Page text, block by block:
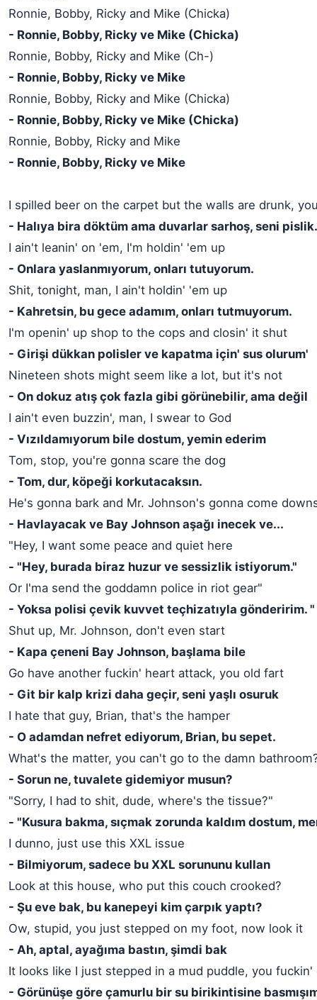
Ronnie, Bobby, Ricky and Mike (Chicka)
- Ronnie, Bobby, Ricky ve Mike (Chicka)
Ronnie, Bobby, Ricky and Mike (Ch-)
- Ronnie, Bobby, Ricky ve Mike
Ronnie, Bobby, Ricky and Mike (Chicka)
- Ronnie, Bobby, Ricky ve Mike (Chicka)
Ronnie, Bobby, Ricky and Mike
- Ronnie, Bobby, Ricky ve Mike
I spilled beer on the carpet but the walls are drunk,
- Halıya bira döktüm ama duvarlar sarhoş, seni pislik.
I ain't leanin' on 'em, I'm holdin' 'em up
- Onlara yaslanmıyorum, onları tutuyorum.
Shit, tonight, man, I ain't holdin' 'em up
- Kahretsin, bu gece adamım, onları tutmuyorum.
I'm openin' up shop to the cops and closin' it shut
- Girişi dükkan polisler ve kapatma için' sus olurum'
Nineteen shots might seem like a lot, but it's not
- On dokuz atış çok fazla gibi görünebilir, ama değil
I ain't even buzzin', man, I swear to God
- Vızıldamıyorum bile dostum, yemin ederim
Tom, stop, you're gonna scare the dog
- Tom, dur, köpeği korkutacaksın.
He's gonna bark and Mr. Johnson's gonna come
- Havlayacak ve Bay Johnson aşağı inecek ve...
"Hey, I want some peace and quiet here
- "Hey, burada biraz huzur ve sessizlik istiyorum."
Or I'ma send the goddamn police in riot gear"
- Yoksa polisi çevik kuvvet teçhizatıyla gönderirim. "
Shut up, Mr. Johnson, don't even start
- Kapa çeneni Bay Johnson, başlama bile
Go have another fuckin' heart attack, you old fart
- Git bir kalp krizi daha geçir, seni yaşlı osuruk
I hate that guy, Brian, that's the hamper
- O adamdan nefret ediyorum, Brian, bu sepet.
What's the matter, you can't go to the damn
- Sorun ne, tuvalete gidemiyor musun?
"Sorry, I had to shit, dude, where's the tissue?"
- "Kusura bakma, sıçmak zorunda kaldım dostum,
I dunno, just use this XXL issue
- Bilmiyorum, sadece bu XXL sorununu kullan
Look at this house, who put this couch crooked?
- Şu eve bak, bu kanepeyi kim çarpık yaptı?
Ow, stupid, you just stepped on my foot, now look it
- Ah, aptal, ayağıma bastın, şimdi bak
It looks like I just stepped in a mud puddle, you fuckin'
- Görünüşe göre çamurlu bir su birikintisine